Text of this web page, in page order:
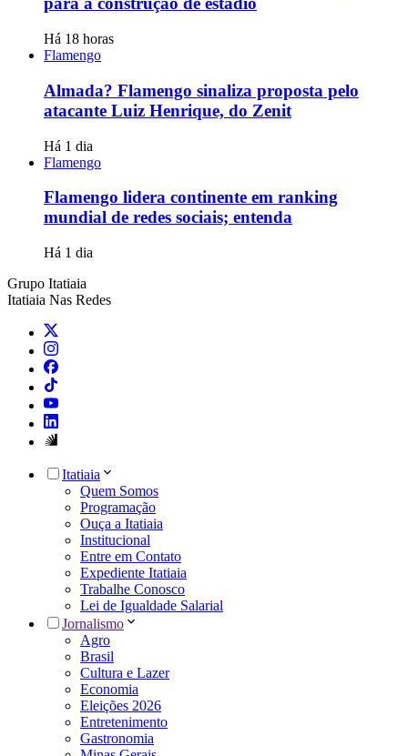
Há 18 horas
Flamengo
Almada? Flamengo sinaliza proposta pelo
atacante Luiz Henrique, do Zenit
Há 1 dia
Flamengo
Flamengo lidera continente em ranking
mundial de redes sociais; entenda
Há 1 dia
Grupo Itatiaia
Itatiaia Nas Redes
Itatiaia
Quem Somos
Programação
Ouça a Itatiaia
Institucional
Entre em Contato
Expediente Itatiaia
Trabalhe Conosco
Lei de Igualdade Salarial
Jornalismo
Agro
Brasil
Cultura e Lazer
Economia
Eleições 2026
Entretenimento
Gastronomia